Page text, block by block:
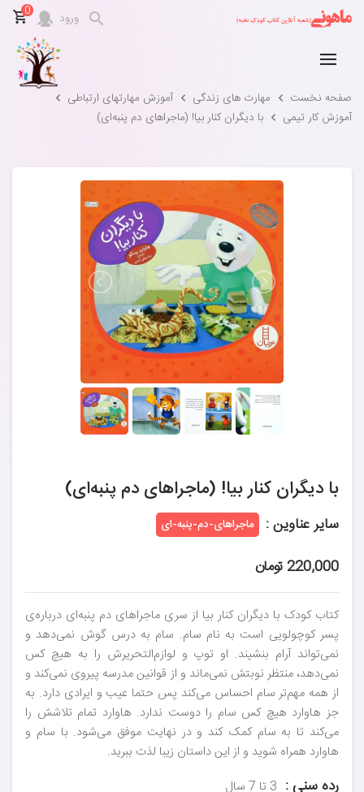
ورود 0
صفحه نخست مهارت های زندگی
آموزش مهارتهای ارتباطی
آموزش کار تیمی
با دیگران کنار بیا! (ماجراهای دم پنبه‌ای)
با دیگران کنار بیا! (ماجراهای دم پنبه‌ای)
سایر عناوین : ماجراهای-دم-پنبه-ای
220,000 تومان
کتاب کودک با دیگران کنار بیا از سری ماجراهای دم پنبه‌ای درباره‌ی
پسر کوچولویی است به نام سام. سام به درس گوش نمی‌دهد و
نمی‌تواند آرام بنشیند. او توپ و لوازم‌التحریرش را به هیچ کس
نمی‌دهد، منتظر نوبتش نمی‌ماند و از قوانین مدرسه پیروی نمی‌کند و
از همه مهم‌تر سام احساس می‌کند پس حتما عیب و ایرادی دارد. به
جز هاوارد هیچ کس سام را دوست ندارد. هاوارد تمام تلاشش را
می‌کند تا به سام کمک کند و در نهایت موفق می‌شود. با سام و
هاوارد همراه شوید و از این داستان زیبا لذت ببرید.
رده سنی : 3 تا 7 سال